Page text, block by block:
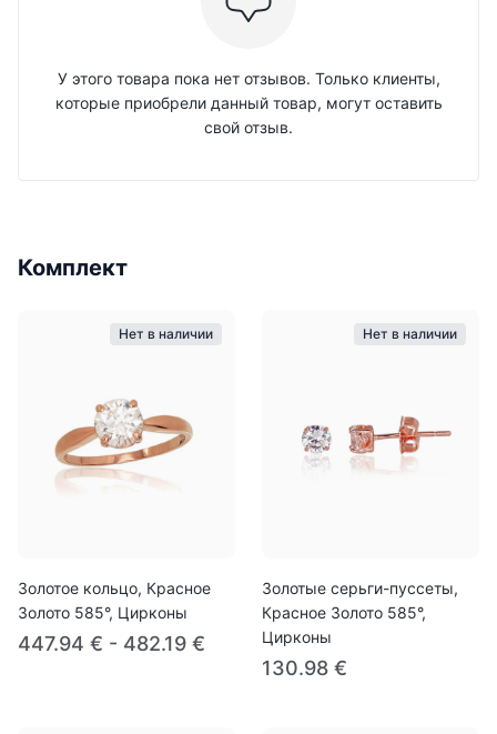
У этого товара пока нет отзывов. Только клиенты,
которые приобрели данный товар, могут оставить
свой отзыв.
Комплект
Нет в наличии
Золотое кольцо, Красное
Золото 585°, Цирконы
447.94 € - 482.19 €
Нет в наличии
Золотые серьги-пуссеты,
Красное Золото 585°,
Цирконы
130.98 €